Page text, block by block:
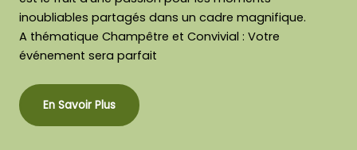
inoubliables partagés dans un cadre magnifique.
A thématique Champêtre et Convivial : Votre
événement sera parfait
En Savoir Plus